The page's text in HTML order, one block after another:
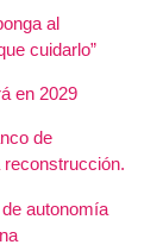
al
cuidarlo”
en 2029
de
autonomía